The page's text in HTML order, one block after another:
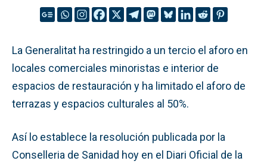
La Generalitat ha restringido a un tercio el aforo en
locales comerciales minoristas e interior de
espacios de restauración y ha limitado el aforo de
terrazas y espacios culturales al 50%.
Así lo establece la resolución publicada por la
Conselleria de Sanidad hoy en el Diari Oficial de la